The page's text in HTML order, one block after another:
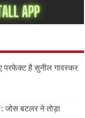
परफेक्ट है सुनील गावस्कर
जोस बटलर ने तोड़ा